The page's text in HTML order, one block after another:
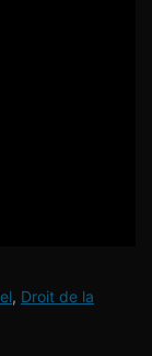
, Droit de la